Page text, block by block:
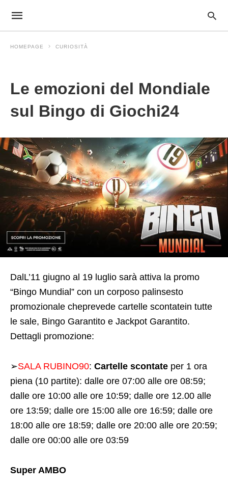
HOMEPAGE CURIOSITÀ
Le emozioni del Mondiale
sul Bingo di Giochi24
DalL’11 giugno al 19 luglio sarà attiva la promo
“Bingo Mundial” con un corposo palinsesto
promozionale cheprevede cartelle scontatein tutte
le sale, Bingo Garantito e Jackpot Garantito.
Dettagli promozione:
➢SALA RUBINO90: Cartelle scontate per 1 ora
piena (10 partite): dalle ore 07:00 alle ore 08:59;
dalle ore 10:00 alle ore 10:59; dalle ore 12.00 alle
ore 13:59; dalle ore 15:00 alle ore 16:59; dalle ore
18:00 alle ore 18:59; dalle ore 20:00 alle ore 20:59;
dalle ore 00:00 alle ore 03:59
Super AMBO